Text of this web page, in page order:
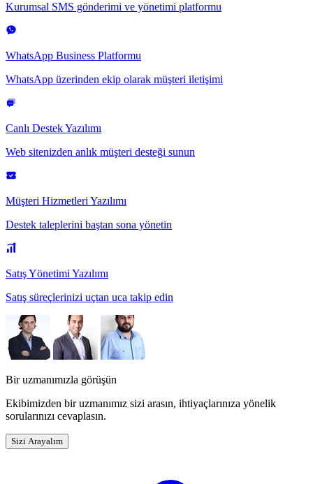
Kurumsal SMS gönderimi ve yönetimi platformu
WhatsApp Business Platformu
WhatsApp üzerinden ekip olarak müşteri iletişimi
Canlı Destek Yazılımı
Web sitenizden anlık müşteri desteği sunun
Müşteri Hizmetleri Yazılımı
Destek taleplerini baştan sona yönetin
Satış Yönetimi Yazılımı
Satış süreçlerinizi uçtan uca takip edin
Bir uzmanımızla görüşün
Ekibimizden bir uzmanımız sizi arasın, ihtiyaçlarınıza yönelik
sorularınızı cevaplasın.
Sizi Arayalım